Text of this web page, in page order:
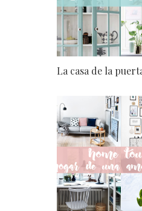
La casa de la